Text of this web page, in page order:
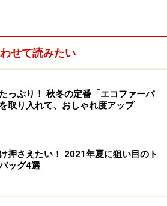
アルを組合せブレスやネックレス
TeNo」
代官山ショップのオープンのきっ
ベルリン発のトレンドバッグ
せて読みたい
っぷり！ 秋冬の定番「エコファーバ
取り入れて、おしゃれ度アップ
押さえたい！ 2021年夏に狙い目のト
ッグ4選